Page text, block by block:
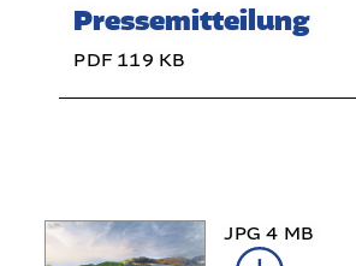
Pressemitteilung
PDF 119 KB
JPG 4 MB